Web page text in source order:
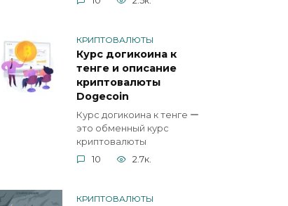
КРИПТОВАЛЮТЫ
Курс догикоина к
тенге и описание
криптовалюты
Dogecoin
Курс догикоина к тенге ー
это обменный курс
криптовалюты
10
2.7к.
КРИПТОВАЛЮТЫ